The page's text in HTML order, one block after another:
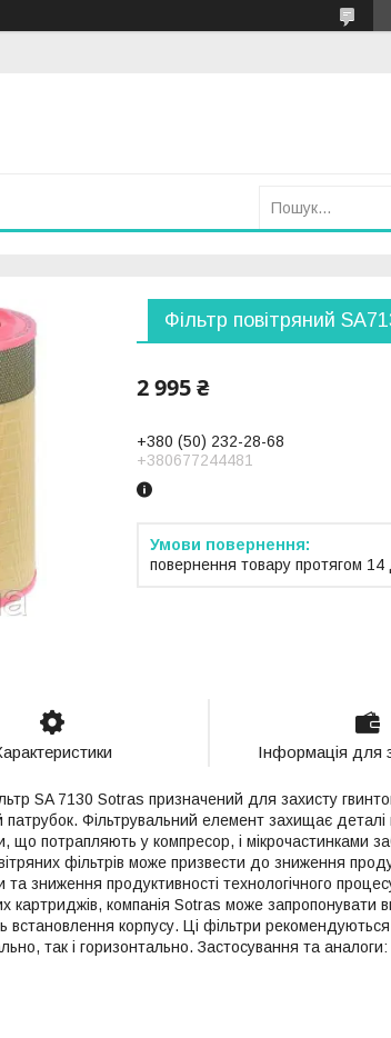
Фільтр повітряний
2 995 ₴
+380 (50) 232-28-68
+380677244481
повернення товару протягом 14
Інформація для
SA 7130 Sotras призначений для захисту
Фільтрувальний елемент захищає деталі
що потрапляють у компресор, і мікрочастинками
фільтрів може призвести до зниження
зниження продуктивності технологічного
компанія Sotras може запропонувати
встановлення корпусу. Ці фільтри
так і горизонтально. Застосування та аналоги: